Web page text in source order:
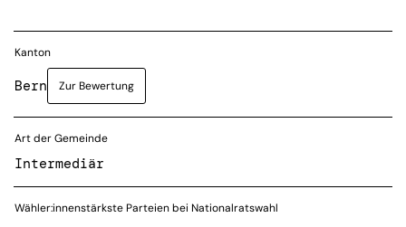
Kanton
Bern Zur Bewertung
Art der Gemeinde
Intermediär
Wähler:innenstärkste Parteien bei Nationalratswahl